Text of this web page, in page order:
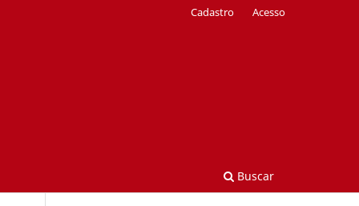
Buscar
Cadastro Acesso